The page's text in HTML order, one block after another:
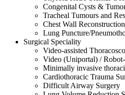
Congenital Cysts &
Tracheal Tumours and
Chest Wall Reconstruction
Lung Puncture/
Surgical Speciality
Video-assisted
Video (Uniportal) /
Minimally invasive
Cardiothoracic Trauma
Difficult Airway Surgery